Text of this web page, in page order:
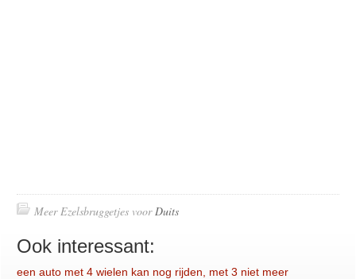
Meer Ezelsbruggetjes voorDuits
Ook interessant:
een auto met 4 wielen kan nog rijden, met 3 niet meer